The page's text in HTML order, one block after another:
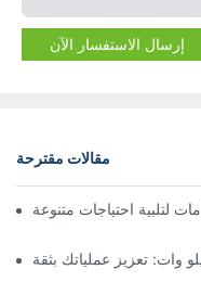
إرسال الاستفسار الآن
مقالات مقترحة
لتلبية احتياجات متنوعة